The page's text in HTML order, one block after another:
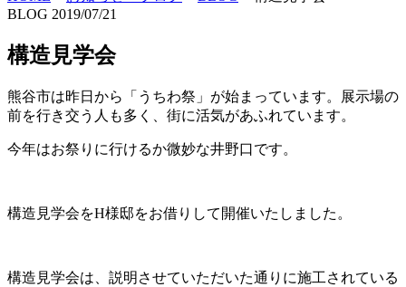
BLOG 2019/07/21
構造見学会
熊谷市は昨日から「うちわ祭」が始まっています。展示場の
前を行き交う人も多く、街に活気があふれています。
今年はお祭りに行けるか微妙な井野口です。
構造見学会をH様邸をお借りして開催いたしました。
構造見学会は、説明させていただいた通りに施工されている